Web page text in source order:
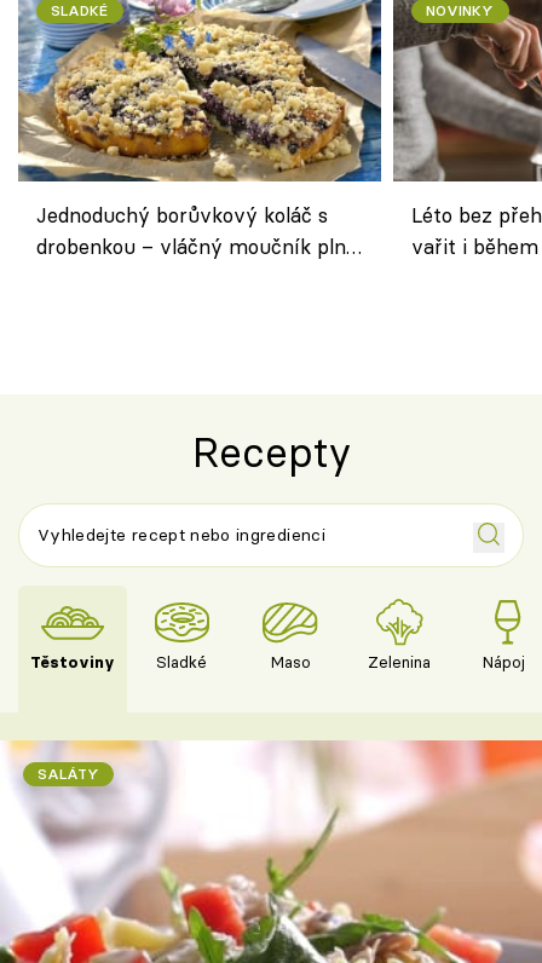
SLADKÉ
Jednoduchý borůvkový koláč s
drobenkou – vláčný moučník plný
NOVINKY
Léto bez
vařit i
Recepty
Těstoviny Sladké Maso Zelenina Nápoje
SALÁTY